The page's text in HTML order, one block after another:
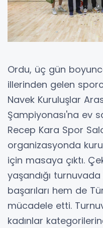
Ordu, üç gün
illerinden gelen
Navek Kuruluşlar
Şampiyonası'na ev
Recep Kara Spor
organizasyonda
için masaya çıktı.
yaşandığı
başarıları hem de
mücadele etti.
kadınlar